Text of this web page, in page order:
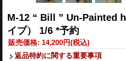
M-12 “ Bill ” Un-Painted
イプ） 1/6 *予約
販売価格: 14,200円(税込)
返品特約に関する重要事項